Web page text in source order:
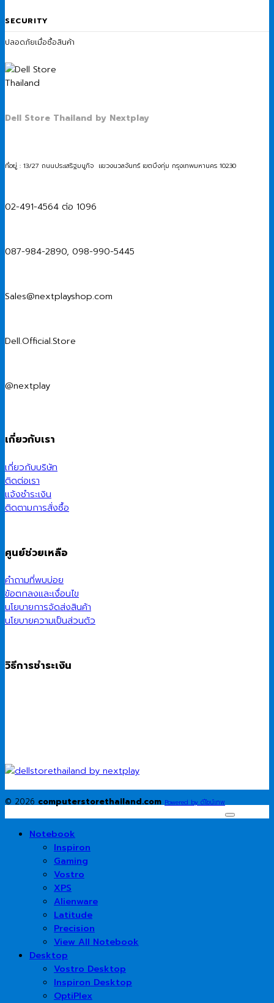
SECURITY
ปลอดภัยเมื่อซื้อสินค้า
Dell Store Thailand by Nextplay
ที่อยู่ : 13/27 ถนนประเสริฐมนูกิจ แขวงนวลจันทร์ เขตบึงกุ่ม กรุงเทพมหานคร 10230
02-491-4564 ต่อ 1096
087-984-2890, 098-990-5445
Sales@nextplayshop.com
Dell.Official.Store
@nextplay
เกี่ยวกับเรา
เกี่ยวกับบริษัท
ติดต่อเรา
แจ้งชำระเงิน
ติดตามการสั่งซื้อ
ศูนย์ช่วยเหลือ
คำถามที่พบบ่อย
ข้อตกลงและเงื่อนไข
นโยบายการจัดส่งสินค้า
นโยบายความเป็นส่วนตัว
วิธีการชำระเงิน
© 2026 computerstorethailand.com Powered by ดีไซน์เทพ
Notebook
Inspiron
Gaming
Vostro
XPS
Alienware
Latitude
Precision
View All Notebook
Desktop
Vostro Desktop
Inspiron Desktop
OptiPlex